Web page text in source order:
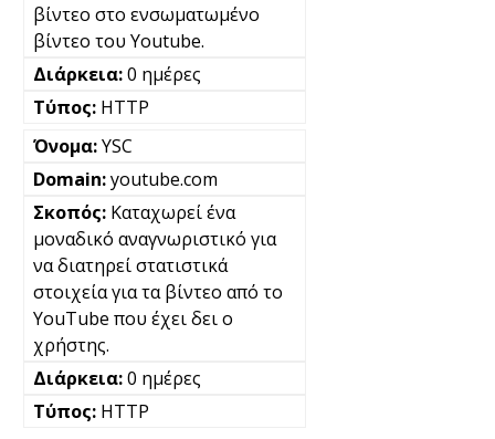
βίντεο στο ενσωματωμένο
βίντεο του Youtube.
0 ημέρες
HTTP
YSC
youtube.com
Καταχωρεί ένα
μοναδικό αναγνωριστικό για
να διατηρεί στατιστικά
στοιχεία για τα βίντεο από το
YouTube που έχει δει ο
χρήστης.
0 ημέρες
HTTP